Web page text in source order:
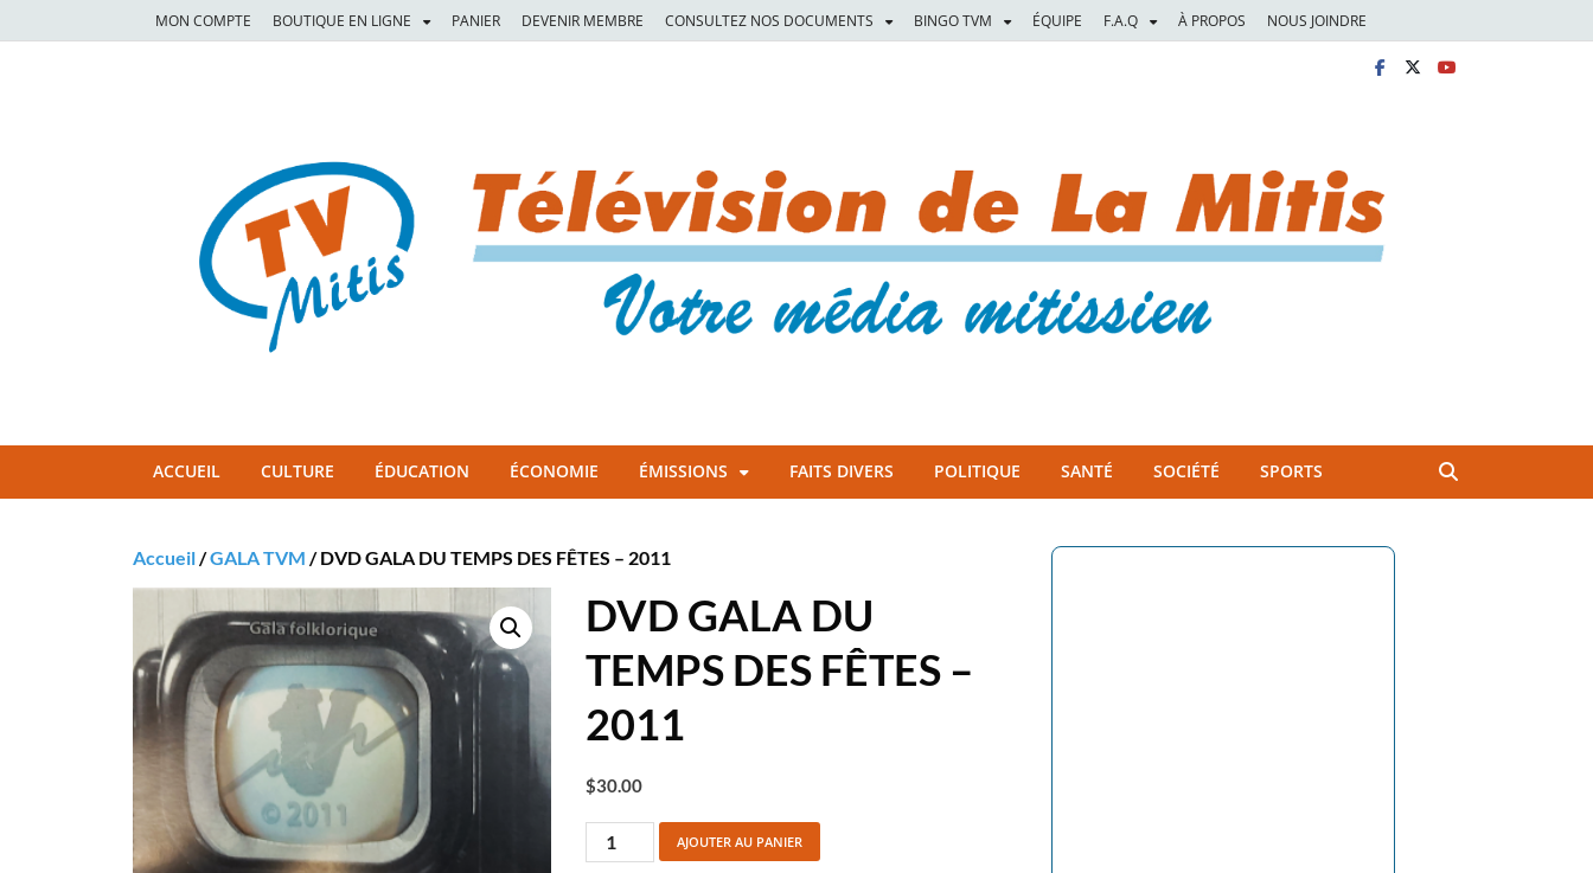
MON COMPTE BOUTIQUE EN LIGNE PANIER DEVENIR MEMBRE CONSULTEZ NOS DOCUMENTS BINGO TVM ÉQUIPE F.A.Q À PROPOS NOUS JOINDRE
TVM
ACCUEIL CULTURE ÉDUCATION ÉCONOMIE ÉMISSIONS FAITS DIVERS POLITIQUE SANTÉ SOCIÉTÉ SPORTS
Accueil/GALA TVM / DVD GALA DU TEMPS DES FÊTES – 2011
DVD GALA DU
TEMPS DES FÊTES –
2011
$30.00
AJOUTER AU PANIER